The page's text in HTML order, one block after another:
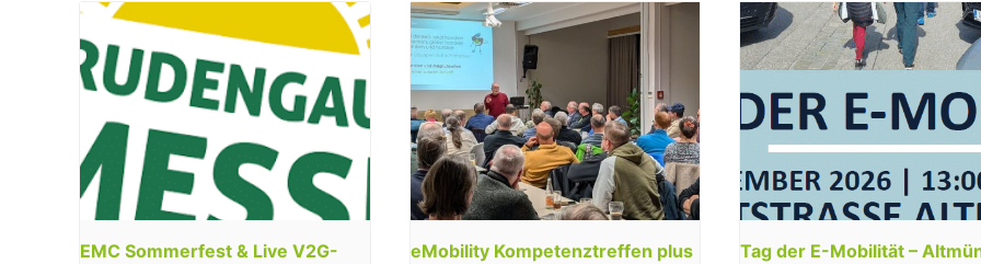
EMC Sommerfest & Live V2G-
eMobility Kompetenztreffen plus
Tag der E-Mobilität –